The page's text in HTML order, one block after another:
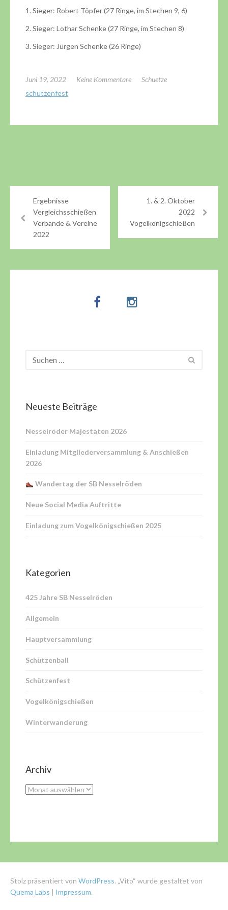
1. Sieger: Robert Töpfer (27 Ringe, im Stechen 9, 6)
2. Sieger: Lothar Schenke (27 Ringe, im Stechen 8)
3. Sieger: Jürgen Schenke (26 Ringe)
Juni 19, 2022 Keine Kommentare
Schuetze
schützenfest
Ergebnisse
Vergleichsschießen
Verbände & Vereine
2022
1. & 2. Oktober
2022
Vogelkönigschießen
Neueste Beiträge
Nesselröder Majestäten 2026
Einladung Mitgliederversammlung & Anschießen
2026
Wandertag der SB Nesselröden
Neue Social Media Auftritte
Einladung zum Vogelkönigschießen 2025
Kategorien
425 Jahre SB Nesselröden
Allgemein
Hauptversammlung
Schützenball
Schützenfest
Vogelkönigschießen
Winterwanderung
Archiv
Archiv
Stolz präsentiert von WordPress. „Vito“ wurde gestaltet von
Quema Labs | Impressum.